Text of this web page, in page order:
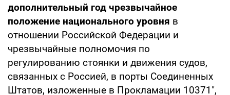
дополнительный год чрезвычайное
положение национального уровня в
отношении Российской Федерации и
чрезвычайные полномочия по
регулированию стоянки и движения судов,
связанных с Россией, в порты Соединенных
Штатов, изложенные в Прокламации 10371",